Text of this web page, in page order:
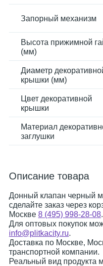
Запорный механизм
Высота прижимной
(мм)
Диаметр
крышки (мм)
Цвет декоративной
крышки
Материал
заглушки
Описание товара
Донный клапан черный
сделайте заказ через
Москве 8 (495) 998-28-08.
Для оптовых покупок
info@plitkacity.ru.
Доставка по Москве,
транспортной компании.
Реальный вид продукта